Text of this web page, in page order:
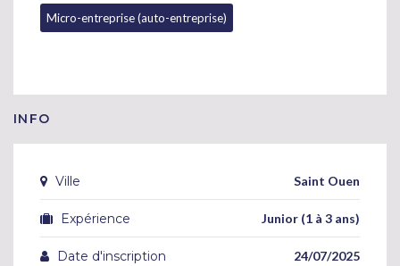
Micro-entreprise (auto-entreprise)
INFO
Ville Saint Ouen
Expérience Junior (1 à 3 ans)
Date d'inscription 24/07/2025